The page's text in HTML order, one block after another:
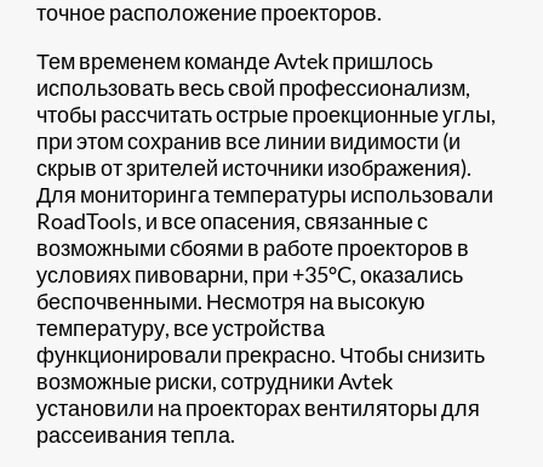
точное расположение проекторов.
Тем временем команде Avtek пришлось
использовать весь свой профессионализм,
чтобы рассчитать острые проекционные углы,
при этом сохранив все линии видимости (и
скрыв от зрителей источники изображения).
Для мониторинга температуры использовали
RoadTools, и все опасения, связанные с
возможными сбоями в работе проекторов в
условиях пивоварни, при +35°C, оказались
беспочвенными. Несмотря на высокую
температуру, все устройства
функционировали прекрасно. Чтобы снизить
возможные риски, сотрудники Avtek
установили на проекторах вентиляторы для
рассеивания тепла.